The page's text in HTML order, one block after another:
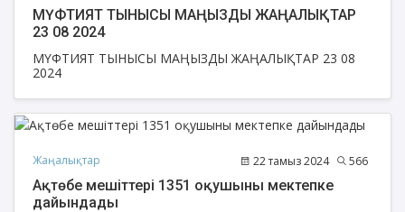
МҮФТИЯТ ТЫНЫСЫ МАҢЫЗДЫ ЖАҢАЛЫҚТАР
23 08 2024
МҮФТИЯТ ТЫНЫСЫ МАҢЫЗДЫ ЖАҢАЛЫҚТАР 23 08
2024
Жаңалықтар 22 тамыз 2024 566
Ақтөбе мешіттері 1351 оқушыны мектепке
дайындады